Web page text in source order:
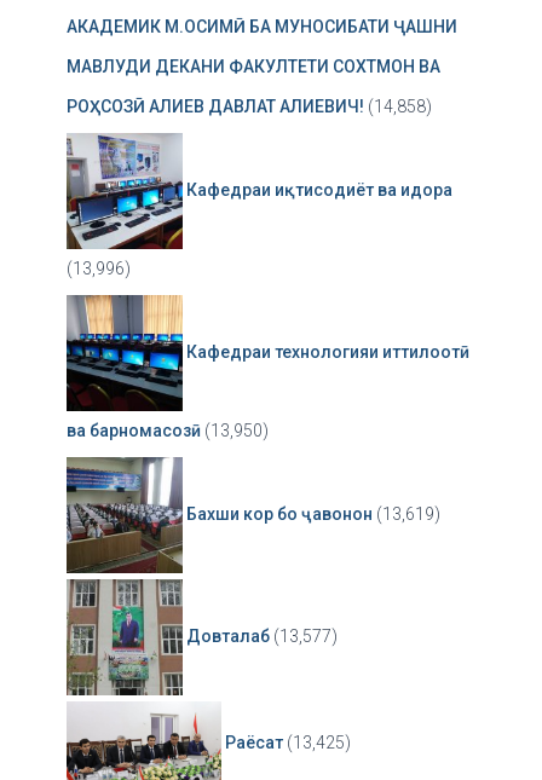
АКАДЕМИК М.ОСИМӢ БА МУНОСИБАТИ ҶАШНИ
МАВЛУДИ ДЕКАНИ ФАКУЛТЕТИ СОХТМОН ВА
РОҲСОЗӢ АЛИЕВ ДАВЛАТ АЛИЕВИЧ! (14,858)
Кафедраи иқтисодиёт ва идора
(13,996)
Кафедраи технологияи иттилоотӣ
ва барномасозӣ (13,950)
Бахши кор бо ҷавонон (13,619)
Довталаб (13,577)
Раёсат (13,425)